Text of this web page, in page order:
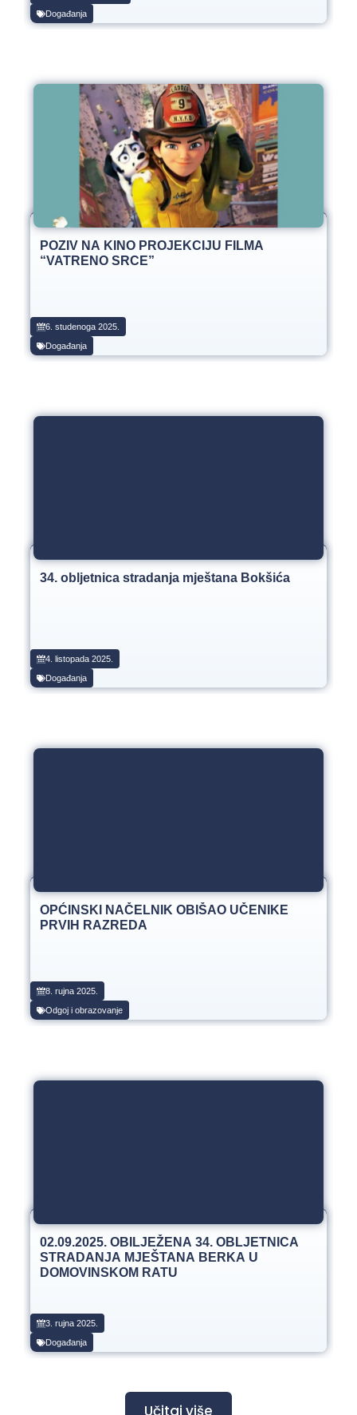
Događanja
POZIV NA KINO PROJEKCIJU FILMA
“VATRENO SRCE”
6. studenoga 2025.
Događanja
34. obljetnica stradanja mještana Bokšića
4. listopada 2025.
Događanja
OPĆINSKI NAČELNIK OBIŠAO UČENIKE
PRVIH RAZREDA
8. rujna 2025.
Odgoj i obrazovanje
02.09.2025. OBILJEŽENA 34. OBLJETNICA
STRADANJA MJEŠTANA BERKA U
DOMOVINSKOM RATU
3. rujna 2025.
Događanja
Učitaj više